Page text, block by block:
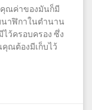
คุณค่าของมันก็มี
นาฬิกาในตำนาน
ว้ครอบครอง ซึ่ง
ณต้องมีเก็บไว้